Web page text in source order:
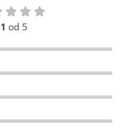
1 od 5